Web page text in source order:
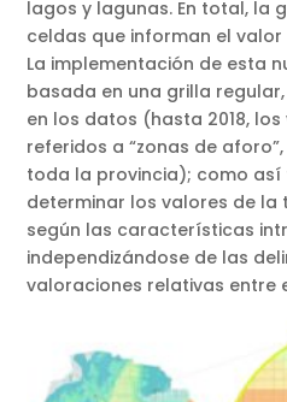
lagos y lagunas. En total, la
celdas que informan el
La implementación de esta
basada en una grilla
en los datos (hasta 2018,
referidos a “zonas de
toda la provincia); como así
determinar los valores de la
según las características
independizándose de las
valoraciones relativas entre